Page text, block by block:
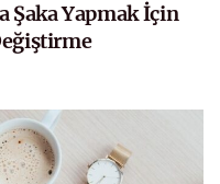
Şaka Yapmak İçin